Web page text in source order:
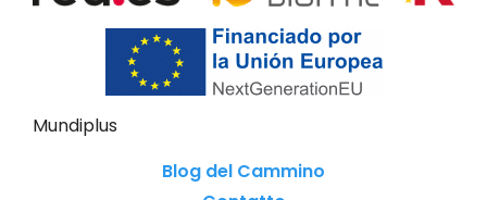
Mundiplus
Blog del Cammino